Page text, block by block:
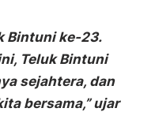
Bintuni ke-23.
Teluk Bintuni
sejahtera, dan
bersama,” ujar